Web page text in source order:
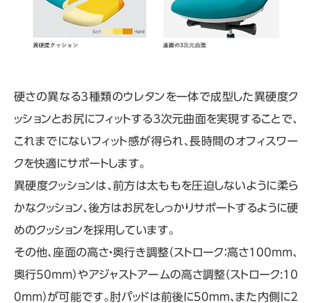
硬さの異なる3種類のウレタンを一体で成型した異硬度ク
ッションとお尻にフィットする3次元曲面を実現することで、
これまでにないフィット感が得られ、長時間のオフィスワー
クを快適にサポートします。
異硬度クッションは、前方は太ももを圧迫しないように柔ら
かなクッション、後方はお尻をしっかりサポートするように硬
めのクッションを採用しています。
その他、座面の高さ・奥行き調整（ストローク：高さ100mm、
奥行50mm）やアジャストアームの高さ調整（ストローク:10
0mm）が可能です。肘パッドは前後に50mm、また内側に2